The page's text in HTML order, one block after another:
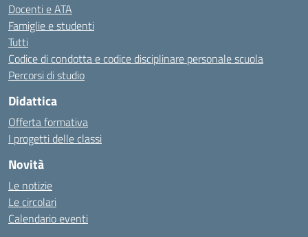
Docenti e ATA
Famiglie e studenti
Tutti
Codice di condotta e codice disciplinare personale scuola
Percorsi di studio
Didattica
Offerta formativa
I progetti delle classi
Novità
Le notizie
Le circolari
Calendario eventi